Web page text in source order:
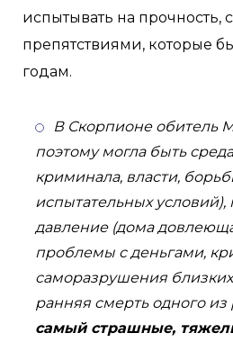
испытывать на прочность,
препятствиями, которые
годам.
В Скорпионе обитель
поэтому могла быть
криминала, власти,
испытательных условий),
давление (дома
проблемы с деньгами,
саморазрушения
ранняя смерть одного из
самый страшные,